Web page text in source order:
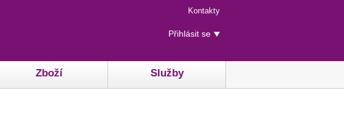
Menu
rychlého
přístupu
Kontakty
Uživatelské
menu
Přihlásit se
Zboží Služby